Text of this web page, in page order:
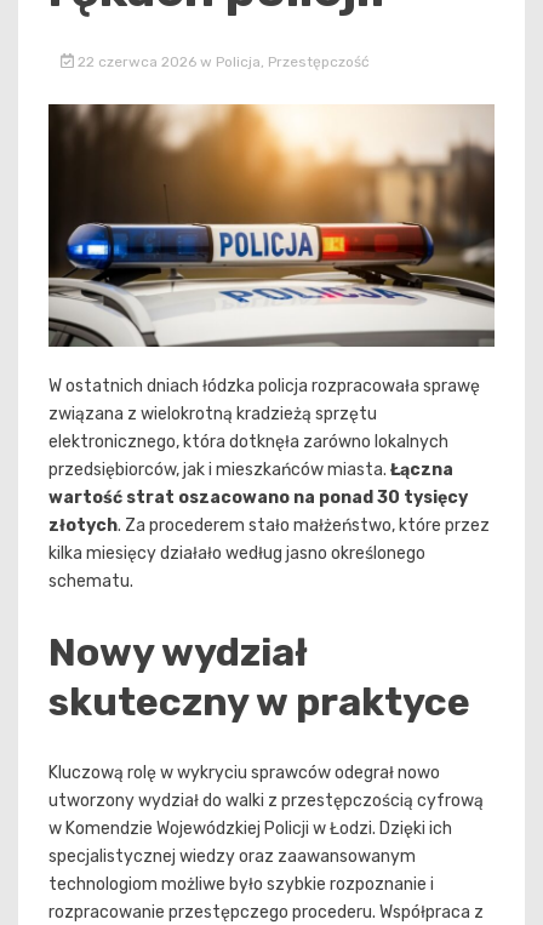
22 czerwca 2026 w Policja Przestępczość
W ostatnich dniach łódzka policja rozpracowała sprawę
związana z wielokrotną kradzieżą sprzętu
elektronicznego, która dotknęła zarówno lokalnych
przedsiębiorców, jak i mieszkańców miasta. Łączna
wartość strat oszacowano na ponad 30 tysięcy
złotych. Za procederem stało małżeństwo, które przez
kilka miesięcy działało według jasno określonego
schematu.
Nowy wydział
skuteczny w praktyce
Kluczową rolę w wykryciu sprawców odegrał nowo
utworzony wydział do walki z przestępczością cyfrową
w Komendzie Wojewódzkiej Policji w Łodzi. Dzięki ich
specjalistycznej wiedzy oraz zaawansowanym
technologiom możliwe było szybkie rozpoznanie i
rozpracowanie przestępczego procederu. Współpraca z